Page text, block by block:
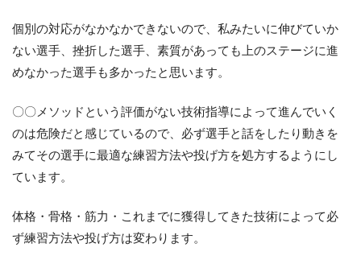
個別の対応がなかなかできないので、私みたいに伸びていか
ない選手、挫折した選手、素質があっても上のステージに進
めなかった選手も多かったと思います。
〇〇メソッドという評価がない技術指導によって進んでいく
のは危険だと感じているので、必ず選手と話をしたり動きを
みてその選手に最適な練習方法や投げ方を処方するようにし
ています。
体格・骨格・筋力・これまでに獲得してきた技術によって必
ず練習方法や投げ方は変わります。